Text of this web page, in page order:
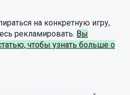
на конкретную игру,
рекламировать. Вы
чтобы узнать больше о